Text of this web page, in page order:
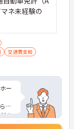
ネ未経験の
交通費支給
ー
に
さ